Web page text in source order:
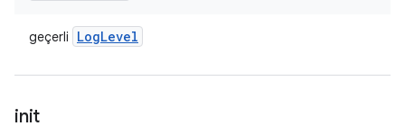
geçerli LogLevel
init